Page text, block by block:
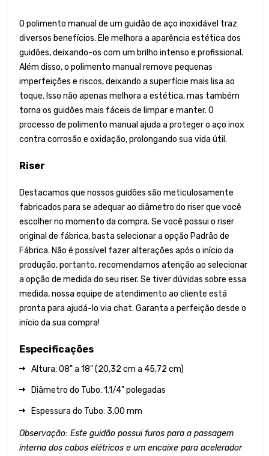
O polimento manual de um guidão de aço inoxidável traz
diversos benefícios. Ele melhora a aparência estética dos
guidões, deixando-os com um brilho intenso e profissional.
Além disso, o polimento manual remove pequenas
imperfeições e riscos, deixando a superfície mais lisa ao
toque. Isso não apenas melhora a estética, mas também
torna os guidões mais fáceis de limpar e manter. O
processo de polimento manual ajuda a proteger o aço inox
contra corrosão e oxidação, prolongando sua vida útil.
Riser
Destacamos que nossos guidões são meticulosamente
fabricados para se adequar ao diâmetro do riser que você
escolher no momento da compra. Se você possui o riser
original de fábrica, basta selecionar a opção Padrão de
Fábrica. Não é possível fazer alterações após o início da
produção, portanto, recomendamos atenção ao selecionar
a opção de medida do seu riser. Se tiver dúvidas sobre essa
medida, nossa equipe de atendimento ao cliente está
pronta para ajudá-lo via chat. Garanta a perfeição desde o
início da sua compra!
Especificações
Altura: 08" a 18" (20,32 cm a 45,72 cm)
Diâmetro do Tubo: 1.1/4" polegadas
Espessura do Tubo: 3,00 mm
Observação: Este guidão possui furos para a passagem
interna dos cabos elétricos e um encaixe para acelerador